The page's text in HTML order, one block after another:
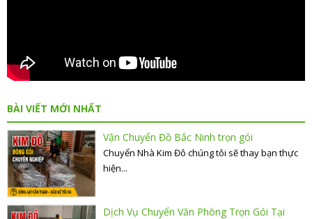
BÀI VIẾT MỚI NHẤT
Vận Chuyển Đồ Bắc Ninh trọn gói
Chuyển Nhà Kim Đô chúng tôi sẽ thay bạn thực
hiện...
Dịch Vụ Chuyển Văn Phòng Trọn Gói Tại